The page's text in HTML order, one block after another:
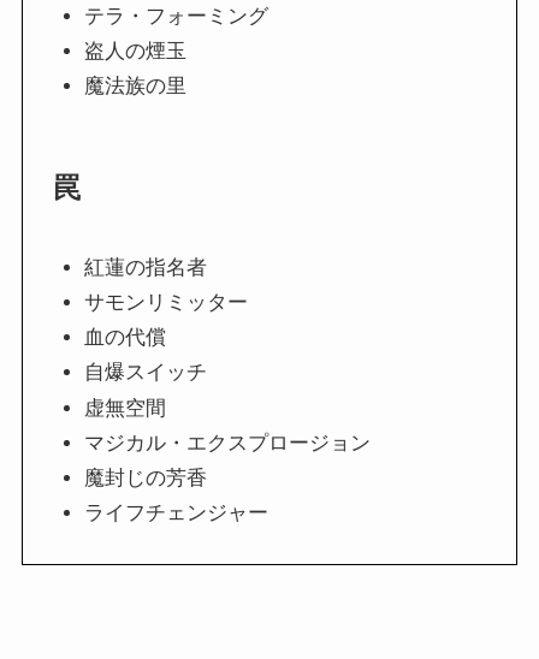
テラ・フォーミング
盗人の煙玉
魔法族の里
罠
紅蓮の指名者
サモンリミッター
血の代償
自爆スイッチ
虚無空間
マジカル・エクスプロージョン
魔封じの芳香
ライフチェンジャー